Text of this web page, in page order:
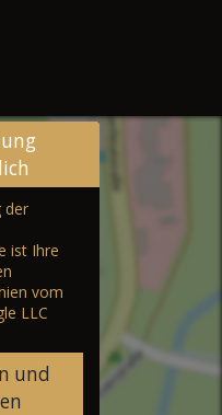
der
ist Ihre
vom
LLC
und